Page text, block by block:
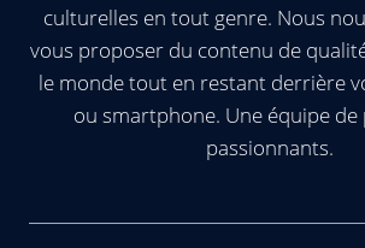
culturelles en tout genre. Nous
vous proposer du contenu de
le monde tout en restant derrière
ou smartphone. Une équipe de
passionnants.